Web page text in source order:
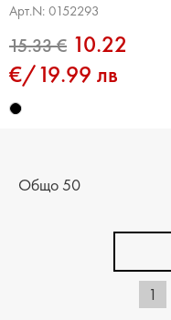
15.33 €
Арт.N: 0152293
10.22
€/19.99 лв
Общо 50
1